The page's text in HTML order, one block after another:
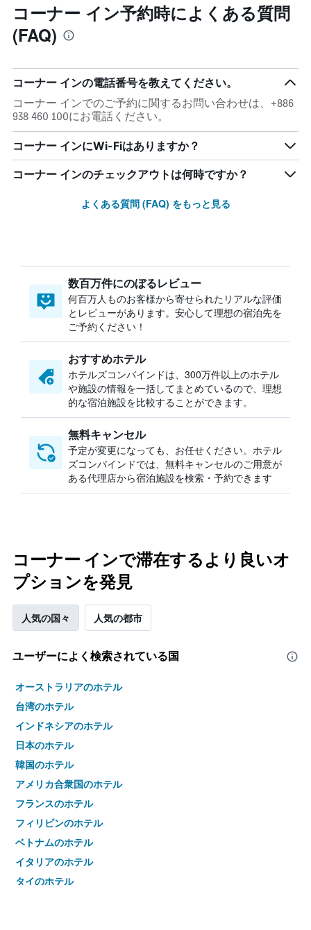
コーナー イン予約時によくある質問
(FAQ)
コーナー インの電話番号を教えてください。
コーナー インでのご予約に関するお問い合わせは、+886
938 460 100にお電話ください。
コーナー インにWi-Fiはありますか？
コーナー インのチェックアウトは何時ですか？
よくある質問 (FAQ) をもっと見る
数百万件にのぼるレビュー
何百万人ものお客様から寄せられたリアルな評価
とレビューがあります。安心して理想の宿泊先を
ご予約ください！
おすすめホテル
ホテルズコンバインドは、300万件以上のホテル
や施設の情報を一括してまとめているので、理想
的な宿泊施設を比較することができます。
無料キャンセル
予定が変更になっても、お任せください。ホテル
ズコンバインドでは、無料キャンセルのご用意が
ある代理店から宿泊施設を検索・予約できます
コーナー インで滞在するより良いオ
プションを発見
人気の国々 人気の都市
ユーザーによく検索されている国
オーストラリアのホテル
台湾のホテル
インドネシアのホテル
日本のホテル
韓国のホテル
アメリカ合衆国のホテル
フランスのホテル
フィリピンのホテル
ベトナムのホテル
イタリアのホテル
タイのホテル